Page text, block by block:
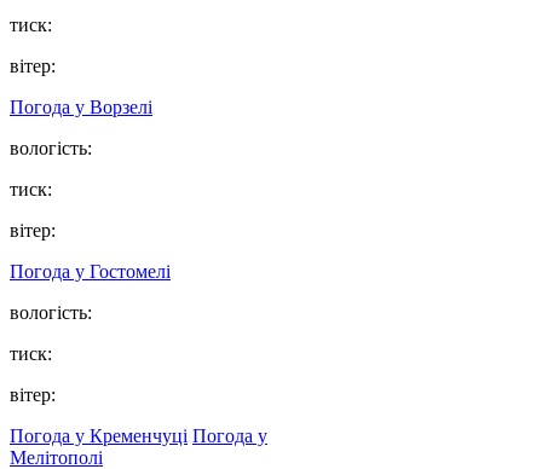
тиск:
вітер:
Погода у Ворзелі
вологість:
тиск:
вітер:
Погода у Гостомелі
вологість:
тиск:
вітер:
Погода у Кременчуці Погода у
Мелітополі